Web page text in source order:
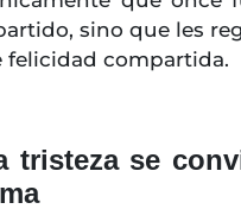
sino que les
felicidad compartida.
tristeza se